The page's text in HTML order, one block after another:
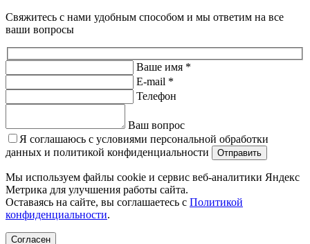
Свяжитесь с нами удобным способом и мы ответим на все
ваши вопросы
Ваше имя *
E-mail *
Телефон
Ваш вопрос
Я соглашаюсь с условиями персональной обработки
данных и политикой конфиденциальности
Мы используем файлы cookie и сервис веб-аналитики Яндекс
Метрика для улучшения работы сайта.
Оставаясь на сайте, вы соглашаетесь с Политикой
конфиденциальности.
Согласен